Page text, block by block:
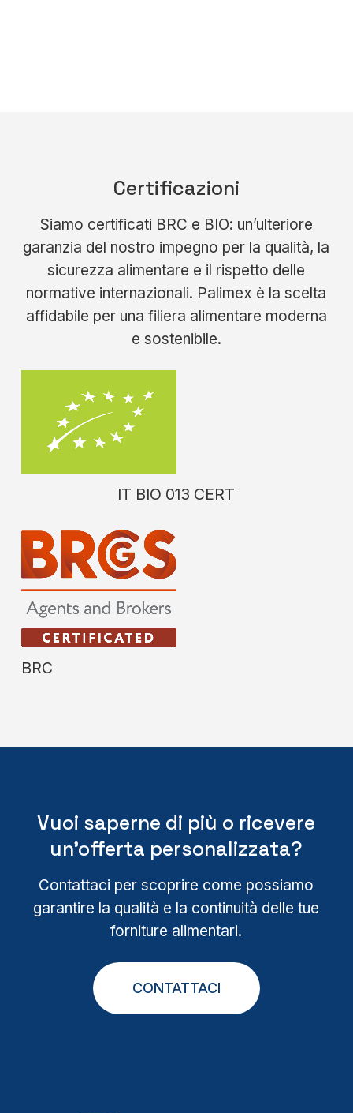
Certificazioni
Siamo certificati BRC e BIO: un’ulteriore
garanzia del nostro impegno per la qualità, la
sicurezza alimentare e il rispetto delle
normative internazionali. Palimex è la scelta
affidabile per una filiera alimentare moderna
e sostenibile.
IT BIO 013 CERT
BRC
Vuoi saperne di più o ricevere
un’offerta personalizzata?
Contattaci per scoprire come possiamo
garantire la qualità e la continuità delle tue
forniture alimentari.
CONTATTACI